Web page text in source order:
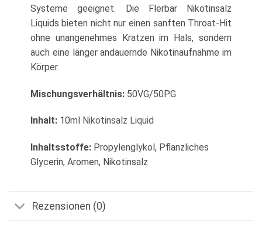
Systeme geeignet. Die Flerbar Nikotinsalz
Liquids bieten nicht nur einen sanften Throat-Hit
ohne unangenehmes Kratzen im Hals, sondern
auch eine länger andauernde Nikotinaufnahme im
Körper.
Mischungsverhältnis:50VG/50PG
Inhalt:10ml Nikotinsalz Liquid
Inhaltsstoffe:Propylenglykol, Pflanzliches
Glycerin, Aromen, Nikotinsalz
Rezensionen (0)